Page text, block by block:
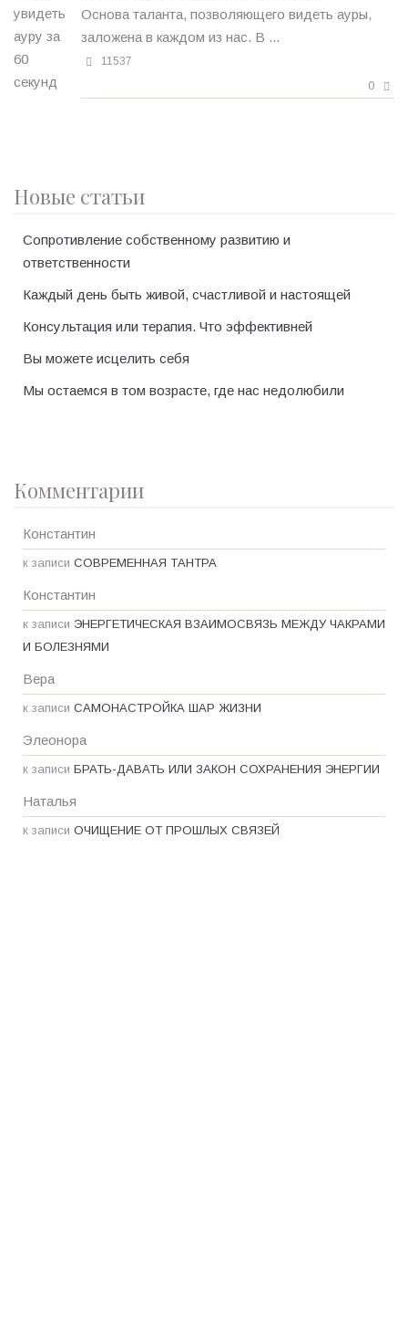
Основа таланта, позволяющего видеть ауры,
заложена в каждом из нас. В ...
11537
0
Новые статьи
Сопротивление собственному развитию и
ответственности
Каждый день быть живой, счастливой и настоящей
Консультация или терапия. Что эффективней
Вы можете исцелить себя
Мы остаемся в том возрасте, где нас недолюбили
Комментарии
Константин
к записи СОВРЕМЕННАЯ ТАНТРА
Константин
к записи ЭНЕРГЕТИЧЕСКАЯ ВЗАИМОСВЯЗЬ МЕЖДУ ЧАКРАМИ
И БОЛЕЗНЯМИ
Вера
к записи САМОНАСТРОЙКА ШАР ЖИЗНИ
Элеонора
к записи БРАТЬ-ДАВАТЬ ИЛИ ЗАКОН СОХРАНЕНИЯ ЭНЕРГИИ
Наталья
к записи ОЧИЩЕНИЕ ОТ ПРОШЛЫХ СВЯЗЕЙ